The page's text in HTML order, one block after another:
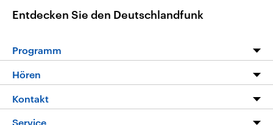
Entdecken Sie den Deutschlandfunk
Programm
Die Nachrichten
Hören
Livestream
Kontakt
Hörerservice
Service